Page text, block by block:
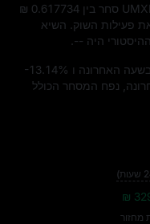
₪ 0.617734
פעילות השוק. השיא
היה --
בשעה האחרונה ו -13.14%
נפח המסחר הכולל
₪
מחזור